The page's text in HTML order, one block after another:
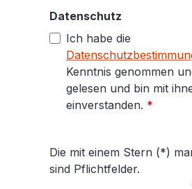
Datenschutz
Ich habe die
Kenntnis genommen
gelesen und bin mit
einverstanden. *
Die mit einem Stern (*)
sind Pflichtfelder.